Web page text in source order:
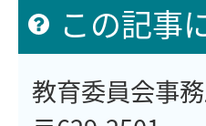
この記事
教育委員会事